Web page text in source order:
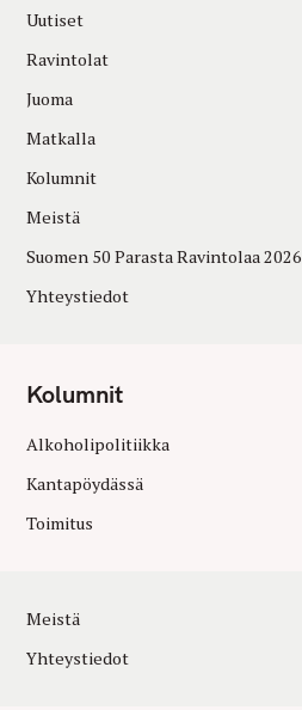
Uutiset
Ravintolat
Juoma
Matkalla
Kolumnit
Meistä
Suomen 50 Parasta Ravintolaa 2026
Yhteystiedot
Kolumnit
Alkoholipolitiikka
Kantapöydässä
Toimitus
Meistä
Yhteystiedot